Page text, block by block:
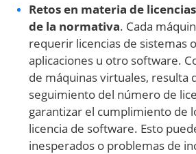
Retos en materia de
de la normativa. Cada
requerir licencias de sistemas
aplicaciones u otro software.
de máquinas virtuales, resulta
seguimiento del número de
garantizar el cumplimiento de
licencia de software. Esto
inesperados o problemas de